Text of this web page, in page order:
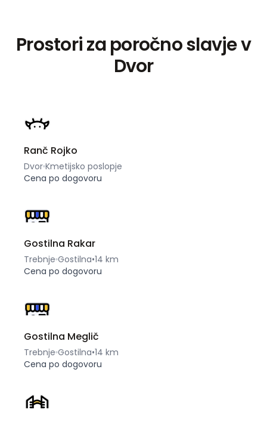
Prostori za poročno slavje v
Dvor
Ranč Rojko
Dvor Kmetijsko poslopje
Cena po dogovoru
Gostilna Rakar
Trebnje Gostilna•14 km
Cena po dogovoru
Gostilna Meglič
Trebnje Gostilna•14 km
Cena po dogovoru